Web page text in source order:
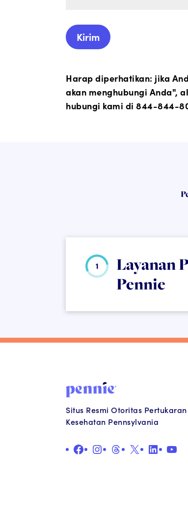
Harap diperhatikan: jika
akan menghubungi Anda",
hubungi kami di 844-844-
Layanan
Pennie
Situs Resmi Otoritas
Kesehatan Pennsylvania
Facebook
Instagram
Benang
X LinkedIn